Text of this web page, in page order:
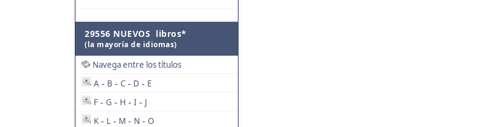
29556 NUEVOS libros*
(la mayoría de idiomas)
Navega entre los títulos
A - B - C - D - E
F - G - H - I - J
K - L - M - N - O